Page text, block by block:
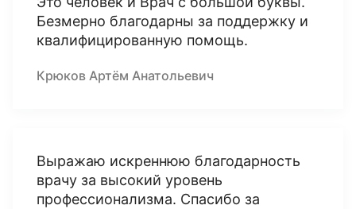
Безмерно благодарны за поддержку и
квалифицированную помощь.
Крюков Артём Анатольевич
Выражаю искреннюю благодарность
врачу за высокий уровень
профессионализма. Спасибо за